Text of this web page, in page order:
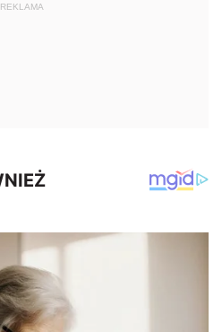
REKLAMA